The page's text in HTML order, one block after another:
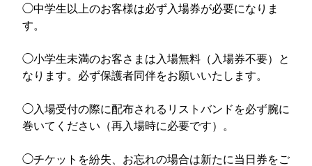
◯︎中学生以上のお客様は必ず入場券が必要になりま
す。
◯︎小学生未満のお客さまは入場無料（入場券不要）と
なります。必ず保護者同伴をお願いいたします。
◯︎入場受付の際に配布されるリストバンドを必ず腕に
巻いてください（再入場時に必要です）。
◯チケットを紛失、お忘れの場合は新たに当日券をご